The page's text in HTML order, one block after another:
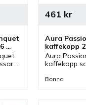
vid
Aura
kaffekopp
st/fp
Aura
kaffekopp
men även
461 kr
Bonna